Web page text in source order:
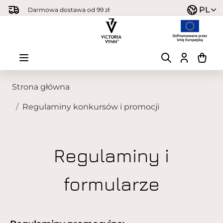
Przejdź do treści
Darmowa dostawa od 99 zł PL
Strona główna
/ Regulaminy konkursów i promocji
Regulaminy i
formularze